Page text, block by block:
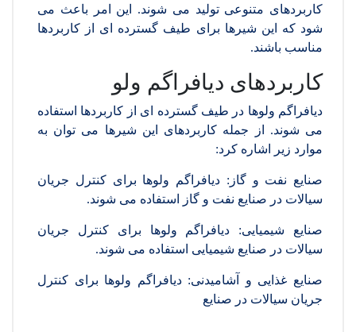
کاربردهای متنوعی تولید می شوند. این امر باعث می
شود که این شیرها برای طیف گسترده ای از کاربردها
مناسب باشند.
کاربردهای دیافراگم ولو
دیافراگم ولوها در طیف گسترده ای از کاربردها استفاده
می شوند. از جمله کاربردهای این شیرها می توان به
موارد زیر اشاره کرد:
صنایع نفت و گاز: دیافراگم ولوها برای کنترل جریان
سیالات در صنایع نفت و گاز استفاده می شوند.
صنایع شیمیایی: دیافراگم ولوها برای کنترل جریان
سیالات در صنایع شیمیایی استفاده می شوند.
صنایع غذایی و آشامیدنی: دیافراگم ولوها برای کنترل
جریان سیالات در صنایع